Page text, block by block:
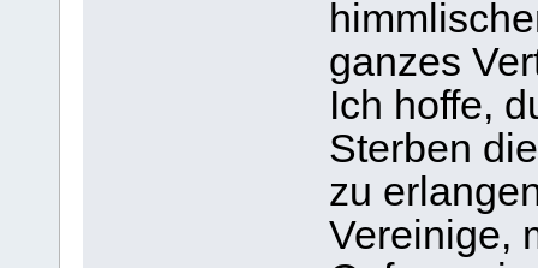
ganzes
Ich hoffe,
Sterben
zu
Vereinige,